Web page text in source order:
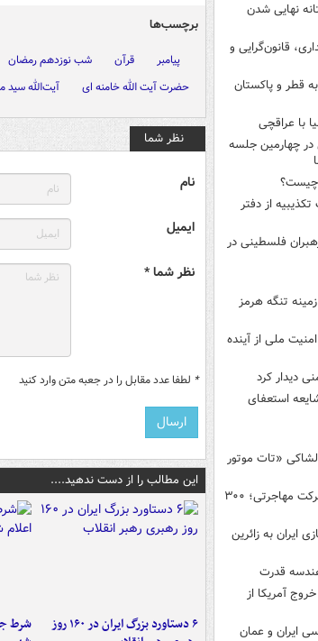
نهایی شدن
قانون‌گرایی و
قطر و پاکستان
با عراقچی
چهارمین جلسه
چیست؟
از دفتر
فلسطینی در
تنگه هرمز
ملی از آینده
دیدار کرد
استعفای
«تات موتور
کلاهبرداری ۴ همتی یک شرکت مهاجرتی؛ ۳۰۰
ایران به زائرین
هندسه قدرت
آمریکا از
ایران و عمان
برچسب‌ها
پیامبر قرآن شب نوزدهم رمضان
حضرت آیت الله خامنه ای
آیت‌الله سید
نظر شما
نام
ایمیل
نظر شما *
* لطفا عدد مقابل را در جعبه متن وارد کنید
این مطالب را از دست ندهید....
۶ دستاورد بزرگ ایران در ۱۶۰ روز
شرط